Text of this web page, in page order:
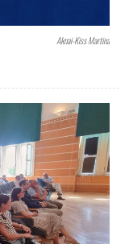
Aknai-Kiss Martina